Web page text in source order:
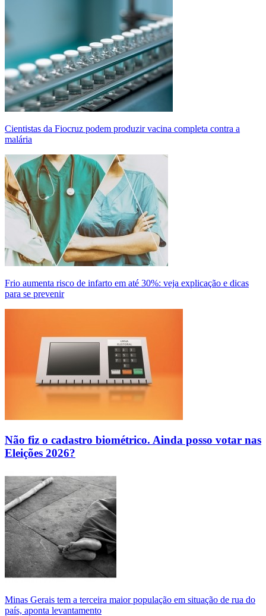
Cientistas da Fiocruz podem produzir vacina completa contra a
malária
Frio aumenta risco de infarto em até 30%: veja explicação e dicas
para se prevenir
Não fiz o cadastro biométrico. Ainda posso votar nas
Eleições 2026?
Minas Gerais tem a terceira maior população em situação de rua do
país, aponta levantamento